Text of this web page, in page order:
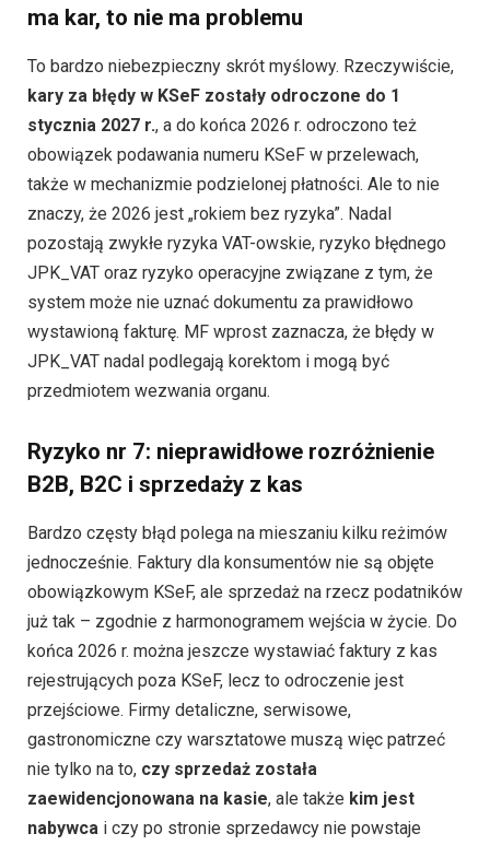
ma kar, to nie ma problemu
To bardzo niebezpieczny skrót myślowy. Rzeczywiście,
kary za błędy w KSeF zostały odroczone do 1
stycznia 2027 r., a do końca 2026 r. odroczono też
obowiązek podawania numeru KSeF w przelewach,
także w mechanizmie podzielonej płatności. Ale to nie
znaczy, że 2026 jest „rokiem bez ryzyka”. Nadal
pozostają zwykłe ryzyka VAT-owskie, ryzyko błędnego
JPK_VAT oraz ryzyko operacyjne związane z tym, że
system może nie uznać dokumentu za prawidłowo
wystawioną fakturę. MF wprost zaznacza, że błędy w
JPK_VAT nadal podlegają korektom i mogą być
przedmiotem wezwania organu.
Ryzyko nr 7: nieprawidłowe rozróżnienie
B2B, B2C i sprzedaży z kas
Bardzo częsty błąd polega na mieszaniu kilku reżimów
jednocześnie. Faktury dla konsumentów nie są objęte
obowiązkowym KSeF, ale sprzedaż na rzecz podatników
już tak – zgodnie z harmonogramem wejścia w życie. Do
końca 2026 r. można jeszcze wystawiać faktury z kas
rejestrujących poza KSeF, lecz to odroczenie jest
przejściowe. Firmy detaliczne, serwisowe,
gastronomiczne czy warsztatowe muszą więc patrzeć
nie tylko na to, czy sprzedaż została
zaewidencjonowana na kasie, ale także kim jest
nabywca i czy po stronie sprzedawcy nie powstaje